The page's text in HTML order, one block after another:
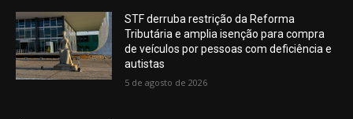
STF derruba restrição da Reforma
Tributária e amplia isenção para compra
de veículos por pessoas com deficiência e
autistas
5 de agosto de 2026